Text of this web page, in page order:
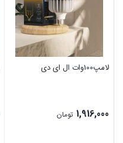
لامپ100وات ال ای دی
1,916,000 تومان